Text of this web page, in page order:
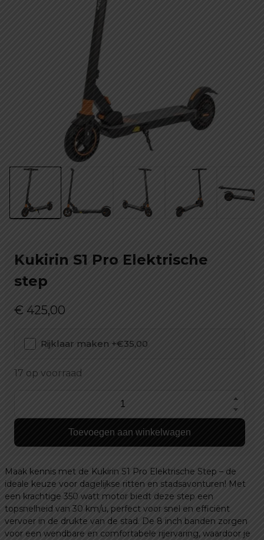
Kukirin S1 Pro Elektrische
step
€ 425,00
Rijklaar maken +€35,00
17 op voorraad
S1
step
aantal
Toevoegen aan winkelwagen
Maak kennis met de Kukirin S1 Pro Elektrische Step – de
ideale keuze voor dagelijkse ritten en stadsavonturen! Met
een krachtige 350 watt motor biedt deze step een
topsnelheid van 30 km/u, perfect voor snel en efficiënt
vervoer in de drukte van de stad. De 8 inch banden zorgen
voor een wendbare en comfortabele rijervaring, waardoor je